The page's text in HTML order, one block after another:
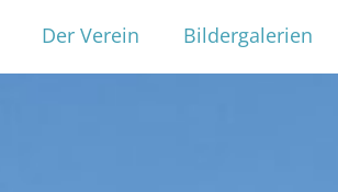
Der Verein Bildergalerien